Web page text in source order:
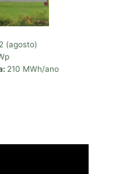
(agosto)
210 MWh/ano